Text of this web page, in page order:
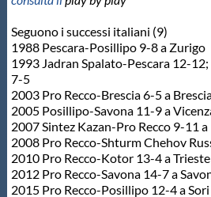
Videogallery
Intranet
Webmail
Seguono i successi italiani (9)
1988 Pescara-Posillipo 9-8 a Zurigo
1993 Jadran Spalato-Pescara 12-
7-5
2003 Pro Recco-Brescia 6-5 a
2005 Posillipo-Savona 11-9 a
2007 Sintez Kazan-Pro Recco 9-11 a
2008 Pro Recco-Shturm Chehov
2010 Pro Recco-Kotor 13-4 a Trieste
2012 Pro Recco-Savona 14-7 a
2015 Pro Recco-Posillipo 12-4 a Sori